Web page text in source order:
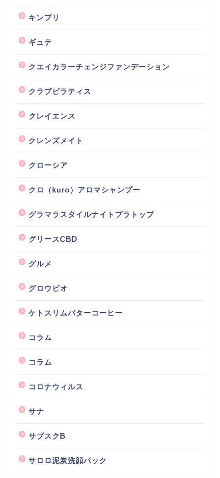
キンプリ
ギュテ
クエイカラーチェンジファンデーション
クラブピラティス
クレイエンス
クレンズメイト
クローシア
クロ（kuro）アロマシャンプー
グラマラスタイルナイトブラトップ
グリースCBD
グルメ
グロウビオ
ケトスリムバターコーヒー
コラム
コラム
コロナウィルス
サナ
サブスクB
サロロ泥炭洗顔パック